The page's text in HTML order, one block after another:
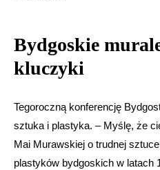
Bydgoskie
kluczyki
Tegoroczną konferencję
sztuka i plastyka. – Myślę, że
Mai Murawskiej o trudnej
plastyków bydgoskich w latach